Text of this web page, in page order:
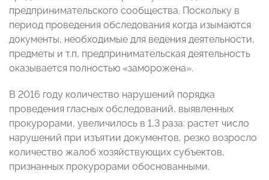
предпринимательского сообщества. Поскольку в
период проведения обследования когда изымаются
документы, необходимые для ведения деятельности,
предметы и т.п, предпринимательская деятельность
оказывается полностью «заморожена».
В 2016 году количество нарушений порядка
проведения гласных обследований, выявленных
прокурорами, увеличилось в 1,3 раза: растет число
нарушений при изъятии документов, резко возросло
количество жалоб хозяйствующих субъектов,
признанных прокурорами обоснованными.